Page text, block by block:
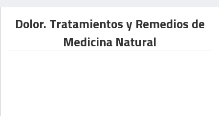
Dolor. Tratamientos y Remedios de
Medicina Natural